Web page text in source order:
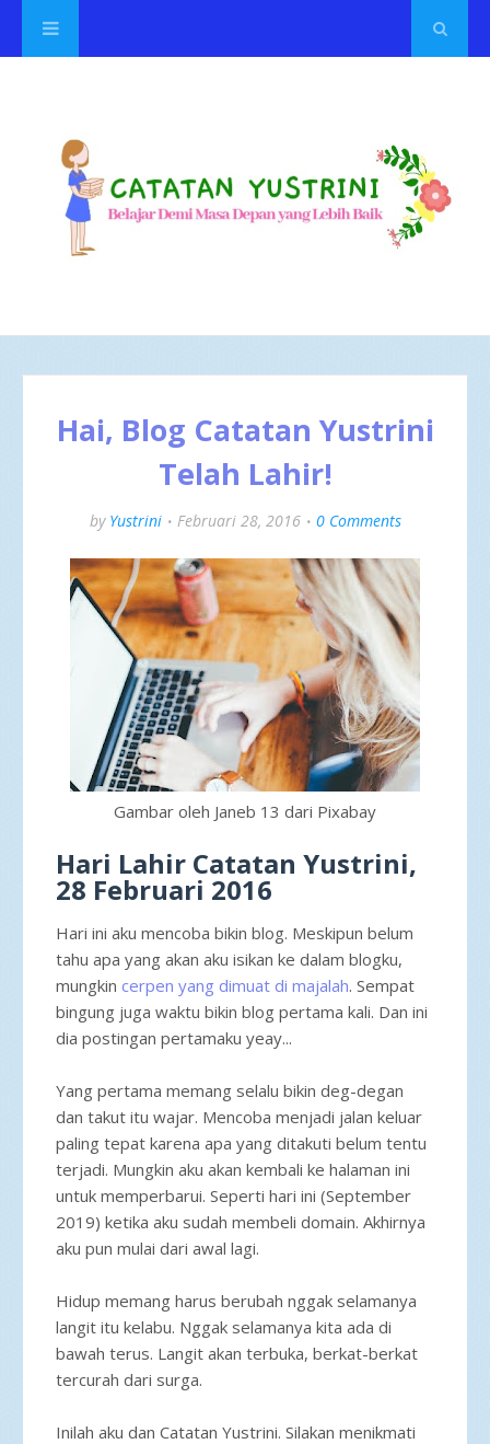
Hai, Blog Catatan Yustrini
Telah Lahir!
by Yustrini Februari 28, 2016 0 Comments
Gambar oleh Janeb 13 dari Pixabay
Hari Lahir Catatan Yustrini,
28 Februari 2016
Hari ini aku mencoba bikin blog. Meskipun belum
tahu apa yang akan aku isikan ke dalam blogku,
mungkin cerpen yang dimuat di majalah. Sempat
bingung juga waktu bikin blog pertama kali. Dan ini
dia postingan pertamaku yeay...
Yang pertama memang selalu bikin deg-degan
dan takut itu wajar. Mencoba menjadi jalan keluar
paling tepat karena apa yang ditakuti belum tentu
terjadi. Mungkin aku akan kembali ke halaman ini
untuk memperbarui. Seperti hari ini (September
2019) ketika aku sudah membeli domain. Akhirnya
aku pun mulai dari awal lagi.
Hidup memang harus berubah nggak selamanya
langit itu kelabu. Nggak selamanya kita ada di
bawah terus. Langit akan terbuka, berkat-berkat
tercurah dari surga.
Inilah aku dan Catatan Yustrini. Silakan menikmati